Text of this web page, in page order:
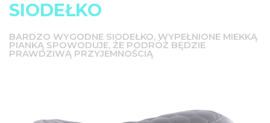
SIODEŁKO
BARDZO WYGODNE SIODEŁKO, WYPEŁNIONE MIEKKĄ
PIANKĄ SPOWODUJE, ŻE PODRÓŻ BĘDZIE
PRAWDZIWĄ PRZYJEMNOŚCIĄ